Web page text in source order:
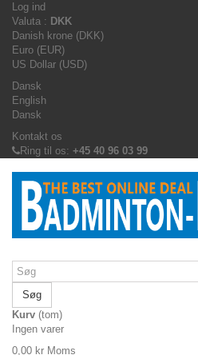
Log ind
Valuta : DKK
Danish krone (DKK)
Euro (EUR)
US Dollar (USD)
Dansk
English
Dansk
Kontakt os
Ring til os: +45 40 96 03 99
Søg
Kurv (tom)
Ingen varer
0,00 kr Moms